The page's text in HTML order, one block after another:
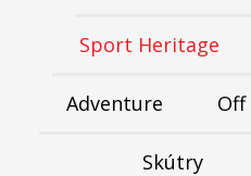
Sport Heritage
Adventure
Skútry